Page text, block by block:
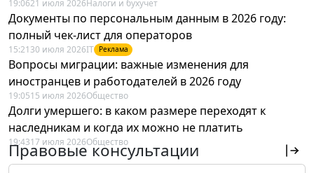
19:0621 июля 2026Налоги и бухучет
Документы по персональным данным в 2026 году:
полный чек-лист для операторов
15:21 30 июля 2026IT Реклама
Вопросы миграции: важные изменения для
иностранцев и работодателей в 2026 году
19:0515 июля 2026Общество
Долги умершего: в каком размере переходят к
наследникам и когда их можно не платить
19:4317 июля 2026Общество
Правовые консультации